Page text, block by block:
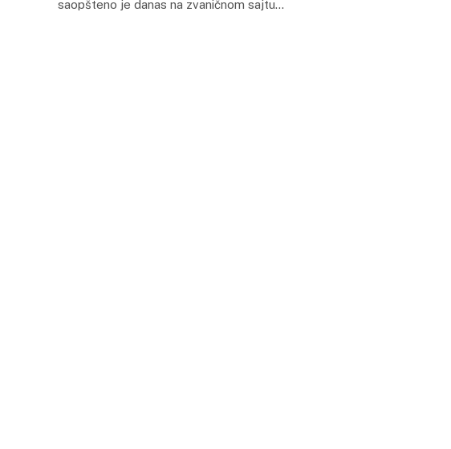
saopšteno je danas na zvaničnom sajtu…